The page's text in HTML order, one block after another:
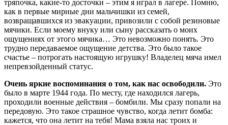
тряпочка, какие-то досточки – этим я играл в лагере. Помню,
как в первые мирные дни мальчишки из семей,
возвращавшихся из эвакуации, привозили с собой резиновые
мячики. Если моему внуку или сыну рассказать о моих
ощущениях от этого мячика… Это невозможно понять. Это
трудно передаваемое ощущение детства. Это было такое
счастье – потрогать настоящую игрушку! Владелец мяча имел
непревзойденный статус.
Очень яркие воспоминания о том, как нас освободили. Это
было в марте 1944 года. По месту, где находился лагерь,
проходили военные действия – бомбили. Мы сразу попали на
передовую. Это такое страшное чувство, когда летит бомба:
кажется, что она летит на тебя! Мама взяла нас троих и